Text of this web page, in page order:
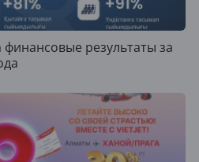
результаты за